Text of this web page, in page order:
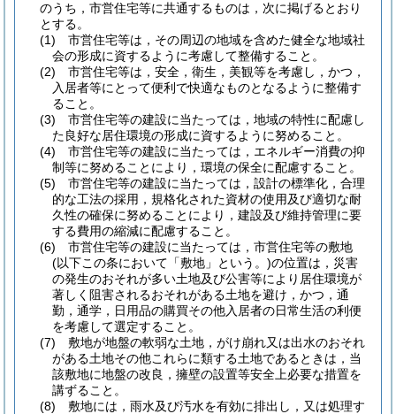
のうち，市営住宅等に共通するものは，次に掲げるとおり
とする。
(1)
市営住宅等は，その周辺の地域を含めた健全な地域社
会の形成に資するように考慮して整備すること。
(2)
市営住宅等は，安全，衛生，美観等を考慮し，かつ，
入居者等にとって便利で快適なものとなるように整備す
ること。
(3)
市営住宅等の建設に当たっては，地域の特性に配慮し
た良好な居住環境の形成に資するように努めること。
(4)
市営住宅等の建設に当たっては，エネルギー消費の抑
制等に努めることにより，環境の保全に配慮すること。
(5)
市営住宅等の建設に当たっては，設計の標準化，合理
的な工法の採用，規格化された資材の使用及び適切な耐
久性の確保に努めることにより，建設及び維持管理に要
する費用の縮減に配慮すること。
(6)
市営住宅等の建設に当たっては，市営住宅等の敷地
(以下この条において「敷地」という。)の位置は，災害
の発生のおそれが多い土地及び公害等により居住環境が
著しく阻害されるおそれがある土地を避け，かつ，通
勤，通学，日用品の購買その他入居者の日常生活の利便
を考慮して選定すること。
(7)
敷地が地盤の軟弱な土地，がけ崩れ又は出水のおそれ
がある土地その他これらに類する土地であるときは，当
該敷地に地盤の改良，擁壁の設置等安全上必要な措置を
講ずること。
(8)
敷地には，雨水及び汚水を有効に排出し，又は処理す